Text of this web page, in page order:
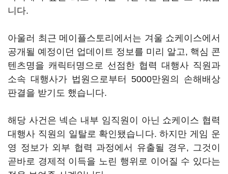
니다.
아울러 최근 메이플스토리에서는 겨울 쇼케이스에서
공개될 예정이던 업데이트 정보를 미리 알고, 핵심 콘
텐츠명을 캐릭터명으로 선점한 협력 대행사 직원과
소속 대행사가 법원으로부터 5000만원의 손해배상
판결을 받기도 했습니다.
해당 사건은 넥슨 내부 임직원이 아닌 쇼케이스 협력
대행사 직원의 일탈로 확인됐습니다. 하지만 게임 운
영 정보가 외부 협력 과정에서 유출될 경우, 그것이
곧바로 경제적 이득을 노린 행위로 이어질 수 있다는